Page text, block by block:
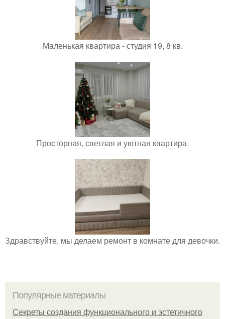
Маленькая квартира - студия 19, 8 кв.
Просторная, светлая и уютная квартира.
Здравствуйте, мы делаем ремонт в комнате для девочки.
Популярные материалы
Секреты создания функционального и эстетичного